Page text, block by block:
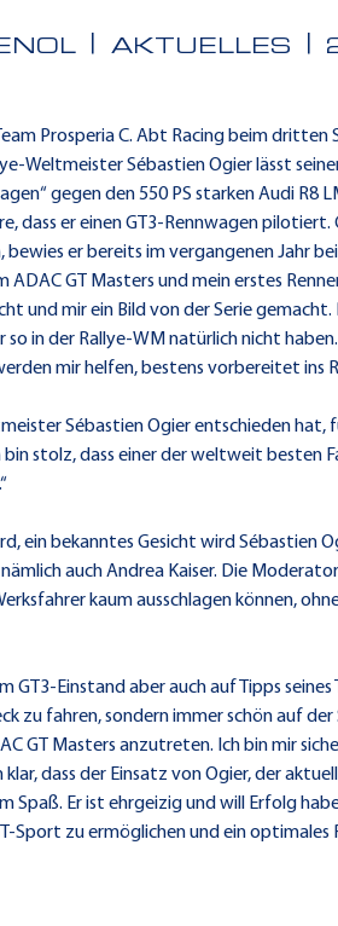
AKTUELLES
Prosperia C. Abt Racing beim dritten
Sébastien Ogier lässt
gegen den 550 PS starken Audi
dass er einen GT3-Rennwagen
er bereits im vergangenen Jahr
GT Masters und mein erstes
und mir ein Bild von der Serie
in der Rallye-WM natürlich nicht
mir helfen, bestens vorbereitet ins
Sébastien Ogier entschieden
stolz, dass einer der weltweit besten
ein bekanntes Gesicht wird Sébastien
auch Andrea Kaiser. Die
kaum ausschlagen können,
GT3-Einstand aber auch auf Tipps
zu fahren, sondern immer schön auf
GT Masters anzutreten. Ich bin mir
dass der Einsatz von Ogier, der
Spaß. Er ist ehrgeizig und will Erfolg
Sport zu ermöglichen und ein optimales